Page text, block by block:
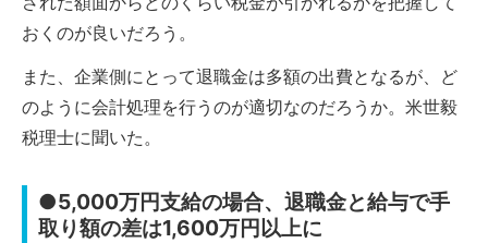
おくのが良いだろう。
また、企業側にとって退職金は多額の出費となるが、ど
のように会計処理を行うのが適切なのだろうか。米世毅
税理士に聞いた。
●5,000万円支給の場合、退職金と給与で手
取り額の差は1,600万円以上に